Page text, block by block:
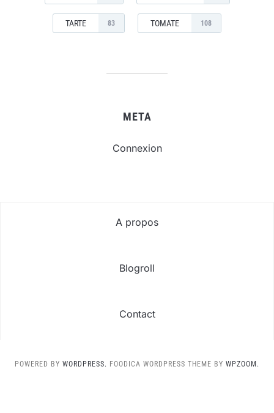
TARTE 83 TOMATE 108
META
Connexion
A propos
Blogroll
Contact
POWERED BY WORDPRESS. FOODICA WORDPRESS THEME BY WPZOOM.